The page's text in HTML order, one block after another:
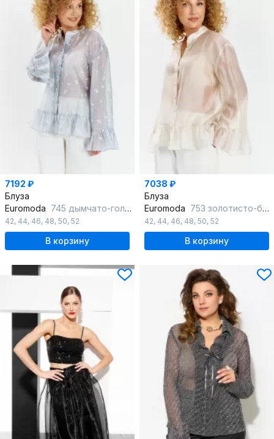
7192 ₽
Блуза
Euromoda 745 дымчато-голубой
42, 44, 46, 48, 50, 52
В корзину
7038 ₽
Блуза
Euromoda 753 золотисто-бежевый
42, 44, 46, 48, 50, 52
В корзину